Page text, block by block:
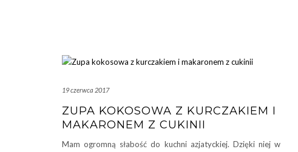
19 czerwca 2017
ZUPA KOKOSOWA Z KURCZAKIEM I
MAKARONEM Z CUKINII
Mam ogromną słabość do kuchni azjatyckiej. Dzięki niej w